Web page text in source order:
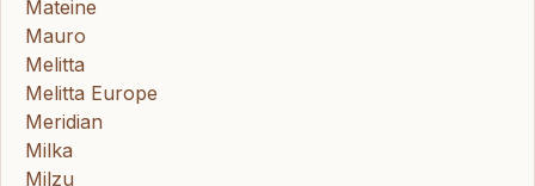
Mateine
Mauro
Melitta
Melitta Europe
Meridian
Milka
Milzu